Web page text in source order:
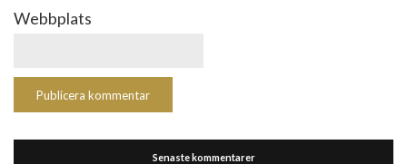
Webbplats
Senaste kommentarer